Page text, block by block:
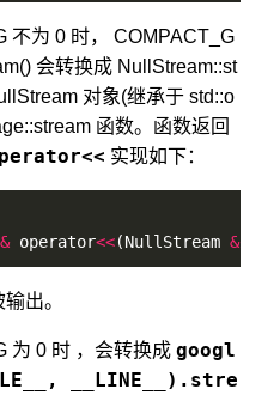
不为 0 时， COMPACT_G
会转换成 NullStream::st
对象(继承于 std::o
函数。函数返回
实现如下：
& operator<<(NullStream &
出。
为 0 时 ，会转换成googl
__LINE__).stre